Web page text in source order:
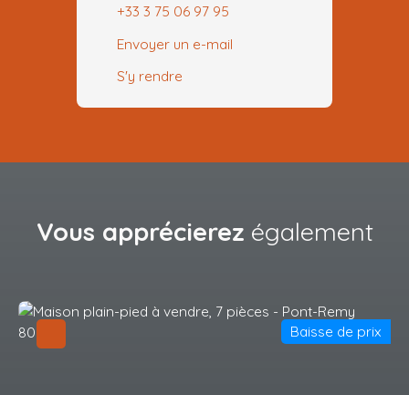
+33 3 75 06 97 95
Envoyer un e-mail
S'y rendre
Vous apprécierez également
Baisse de prix